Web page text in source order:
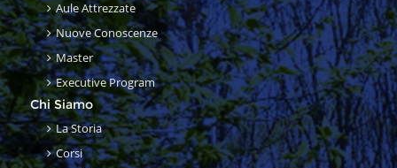
Aule Attrezzate
Nuove Conoscenze
Master
Executive Program
Chi Siamo
La Storia
Corsi